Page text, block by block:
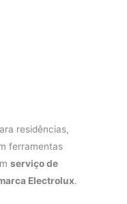
residências,
ferramentas
serviço de
Electrolux.